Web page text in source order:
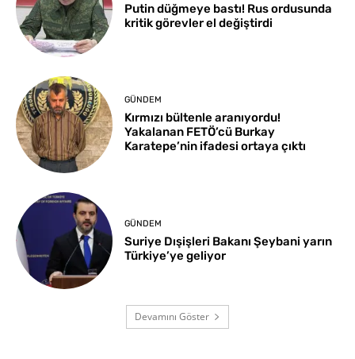
Putin düğmeye bastı! Rus ordusunda
kritik görevler el değiştirdi
GÜNDEM
Kırmızı bültenle aranıyordu!
Yakalanan FETÖ’cü Burkay
Karatepe’nin ifadesi ortaya çıktı
GÜNDEM
Suriye Dışişleri Bakanı Şeybani yarın
Türkiye’ye geliyor
Devamını Göster